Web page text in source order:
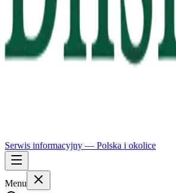
Serwis informacyjny — Polska i okolice
Menu